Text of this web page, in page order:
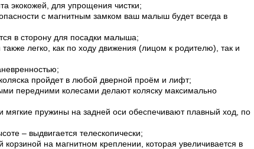
экокожей, для упрощения чистки;
с магнитным замком ваш малыш будет всегда в
в сторону для посадки малыша;
легко, как по ходу движения (лицом к родителю), так и
пройдет в любой дверной проём и лифт;
передними колесами делают коляску максимально
мягкие пружины на задней оси обеспечивают плавный ход, по
– выдвигается телескопически;
корзиной на магнитном креплении, которая увеличивается в